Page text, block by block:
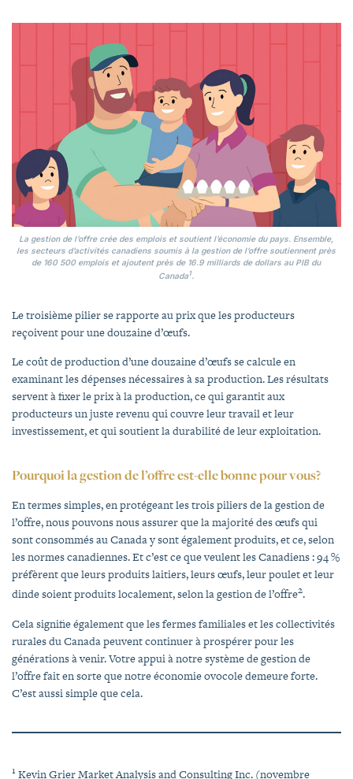
La gestion de l’offre crée des emplois et soutient l’économie du pays. Ensemble,
les secteurs d’activités canadiens soumis à la gestion de l’offre soutiennent près
de 160 500 emplois et ajoutent près de 16.9 milliards de dollars au PIB du
Canada1.
Le troisième pilier se rapporte au prix que les producteurs
reçoivent pour une douzaine d’œufs.
Le coût de production d’une douzaine d’œufs se calcule en
examinant les dépenses nécessaires à sa production. Les résultats
servent à fixer le prix à la production, ce qui garantit aux
producteurs un juste revenu qui couvre leur travail et leur
investissement, et qui soutient la durabilité de leur exploitation.
Pourquoi la gestion de l’offre est-elle bonne pour vous?
En termes simples, en protégeant les trois piliers de la gestion de
l’offre, nous pouvons nous assurer que la majorité des œufs qui
sont consommés au Canada y sont également produits, et ce, selon
les normes canadiennes. Et c’est ce que veulent les Canadiens : 94 %
préfèrent que leurs produits laitiers, leurs œufs, leur poulet et leur
dinde soient produits localement, selon la gestion de l’offre2.
Cela signifie également que les fermes familiales et les collectivités
rurales du Canada peuvent continuer à prospérer pour les
générations à venir. Votre appui à notre système de gestion de
l’offre fait en sorte que notre économie ovocole demeure forte.
C’est aussi simple que cela.
1Kevin Grier Market Analysis and Consulting Inc. (novembre